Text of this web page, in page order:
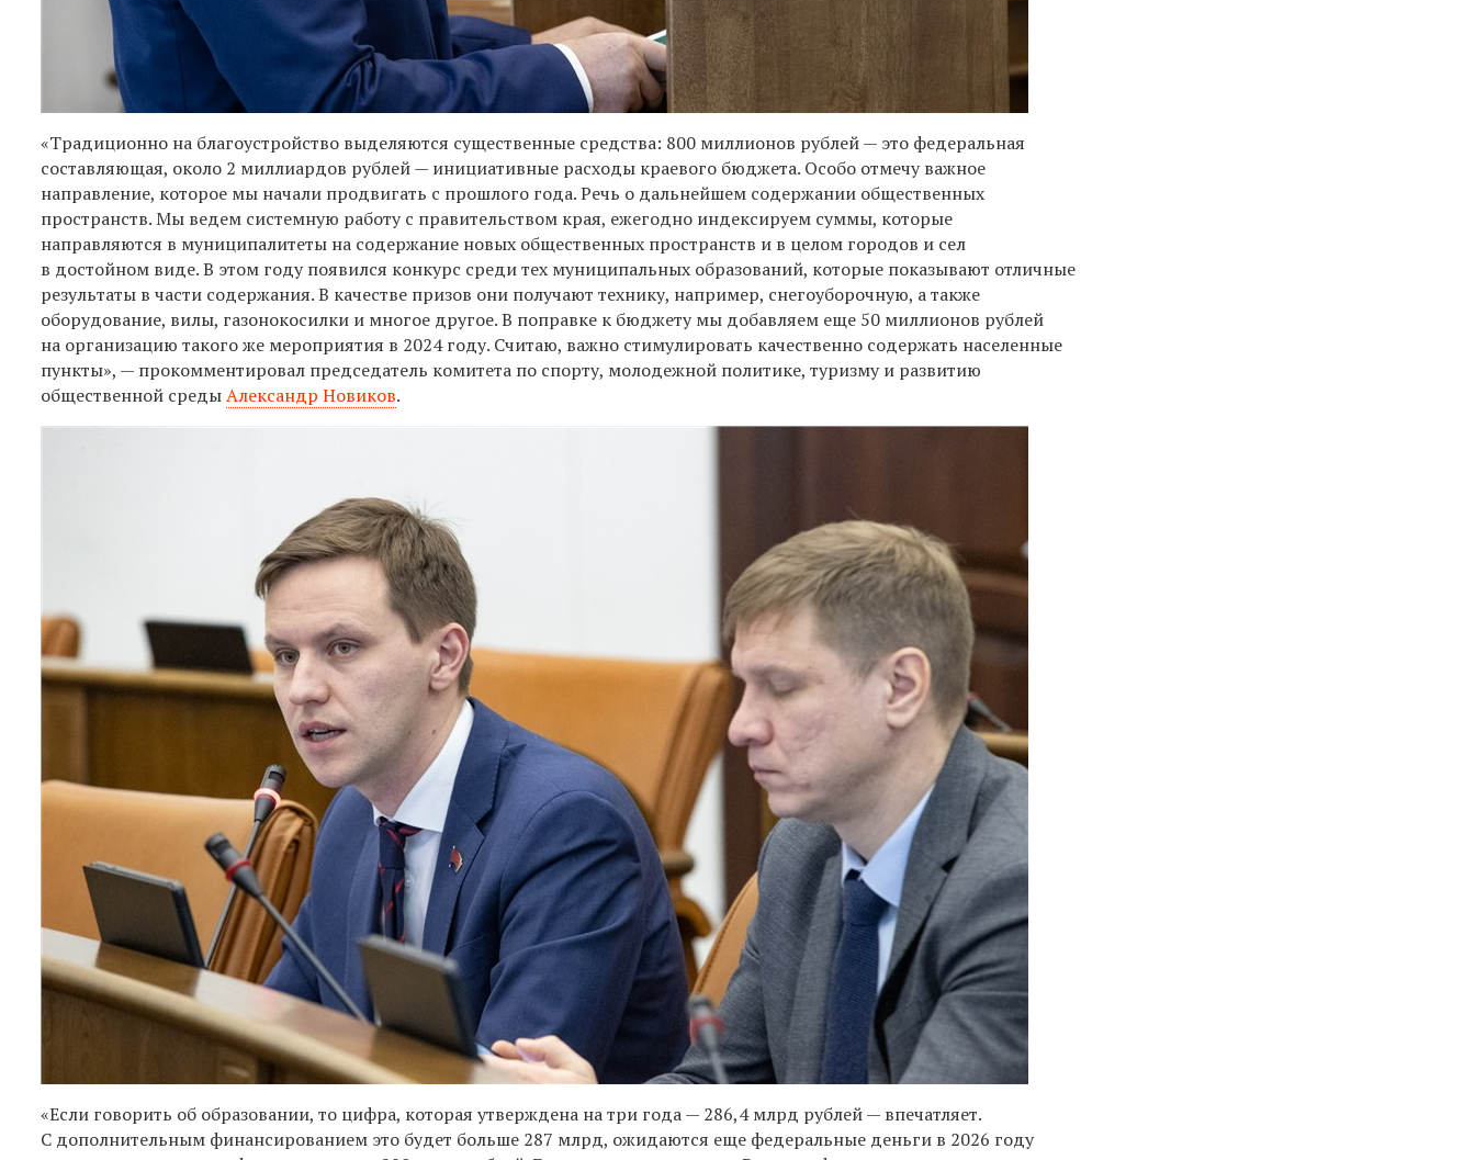
«Традиционно на благоустройство выделяются существенные средства: 800 миллионов рублей — это федеральная
составляющая, около 2 миллиардов рублей — инициативные расходы краевого бюджета. Особо отмечу важное
направление, которое мы начали продвигать с прошлого года. Речь о дальнейшем содержании общественных
пространств. Мы ведем системную работу с правительством края, ежегодно индексируем суммы, которые
направляются в муниципалитеты на содержание новых общественных пространств и в целом городов и сел
в достойном виде. В этом году появился конкурс среди тех муниципальных образований, которые показывают отличные
результаты в части содержания. В качестве призов они получают технику, например, снегоуборочную, а также
оборудование, вилы, газонокосилки и многое другое. В поправке к бюджету мы добавляем еще 50 миллионов рублей
на организацию такого же мероприятия в 2024 году. Считаю, важно стимулировать качественно содержать населенные
пункты», — прокомментировал председатель комитета по спорту, молодежной политике, туризму и развитию
общественной средыАлександр Новиков.
«Если говорить об образовании, то цифра, которая утверждена на три года — 286,4 млрд рублей — впечатляет.
С дополнительным финансированием это будет больше 287 млрд, ожидаются еще федеральные деньги в 2026 году